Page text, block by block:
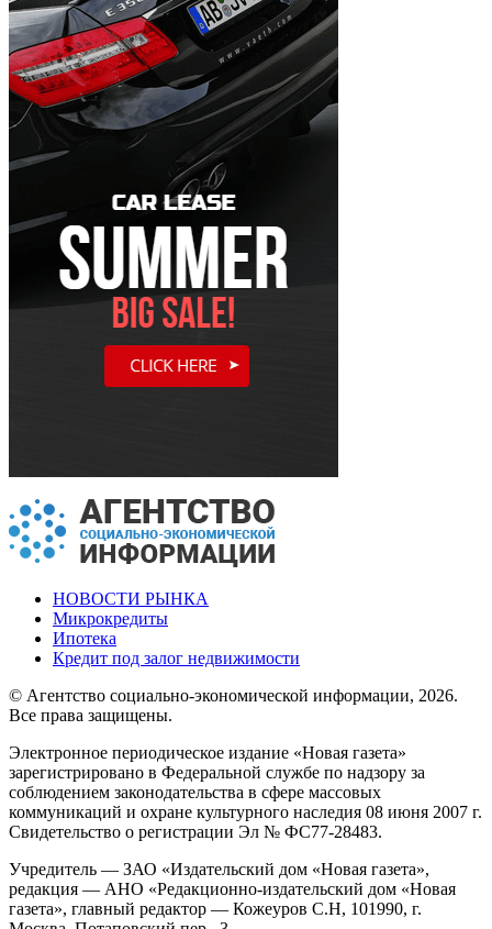
НОВОСТИ РЫНКА
Микрокредиты
Ипотека
Кредит под залог недвижимости
© Агентство социально-экономической информации, 2026.
Все права защищены.
Электронное периодическое издание «Новая газета»
зарегистрировано в Федеральной службе по надзору за
соблюдением законодательства в сфере массовых
коммуникаций и охране культурного наследия 08 июня 2007 г.
Свидетельство о регистрации Эл № ФС77-28483.
Учредитель — ЗАО «Издательский дом «Новая газета»,
редакция — АНО «Редакционно-издательский дом «Новая
газета», главный редактор — Кожеуров С.Н, 101990, г.